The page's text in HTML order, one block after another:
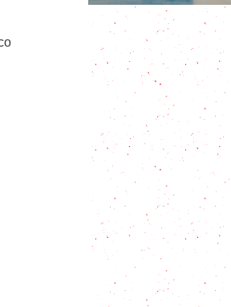
Todo sobre el jugo
mágica que
Cómo se prepara el
perfecto
Todo sobre la
mexicana que
picante
Receta de jugos
caseros ¡muy ricos!